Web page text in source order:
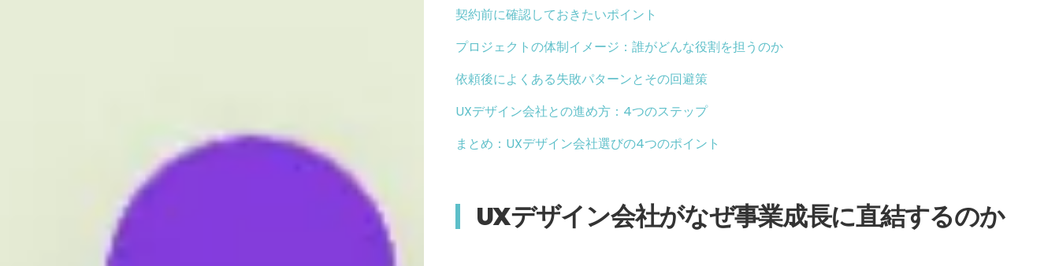
契約前に確認しておきたいポイント
プロジェクトの体制イメージ：誰がどんな役割を担うのか
依頼後によくある失敗パターンとその回避策
UXデザイン会社との進め方：4つのステップ
まとめ：UXデザイン会社選びの4つのポイント
UXデザイン会社がなぜ事業成長に直結するのか